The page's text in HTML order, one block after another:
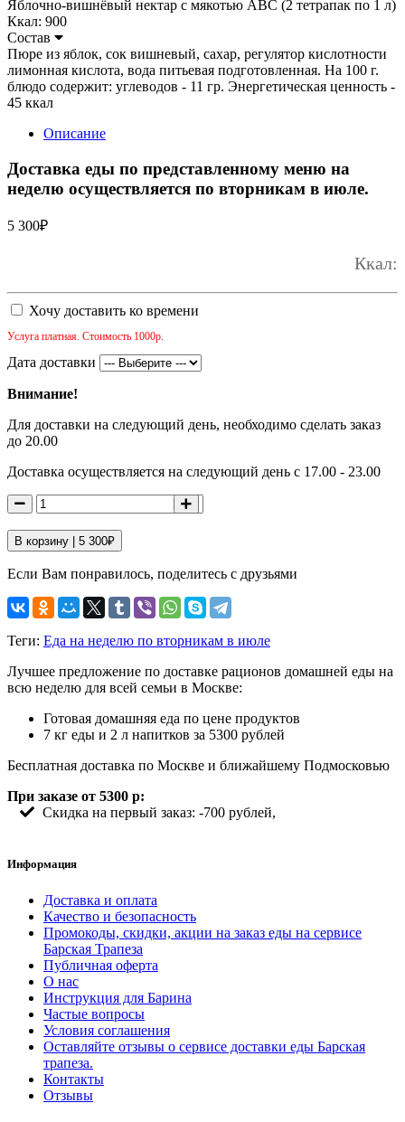
Яблочно-вишнёвый нектар с мякотью ABC (2 тетрапак по 1 л)
Ккал: 900
Состав
Пюре из яблок, сок вишневый, сахар, регулятор кислотности
лимонная кислота, вода питьевая подготовленная. На 100 г.
блюдо содержит: углеводов - 11 гр. Энергетическая ценность -
45 ккал
Описание
Доставка еды по представленному меню на
неделю осуществляется по вторникам в июле.
5 300₽
Ккал:
Хочу доставить ко времени
Услуга платная. Стоимость 1000р.
Дата доставки
Внимание!
Для доставки на следующий день, необходимо сделать заказ
до 20.00
Доставка осуществляется на следующий день с 17.00 - 23.00
В корзину | 5 300₽
Если Вам понравилось, поделитесь с друзьями
Теги: Еда на неделю по вторникам в июле
Лучшее предложение по доставке рационов домашней еды на
всю неделю для всей семьи в Москве:
Готовая домашняя еда по цене продуктов
7 кг еды и 2 л напитков за 5300 рублей
Бесплатная доставка по Москве и ближайшему Подмосковью
При заказе от 5300 р:
Скидка на первый заказ: -700 рублей,
Информация
Доставка и оплата
Качество и безопасность
Промокоды, скидки, акции на заказ еды на сервисе
Барская Трапеза
Публичная оферта
О нас
Инструкция для Барина
Частые вопросы
Условия соглашения
Оставляйте отзывы о сервисе доставки еды Барская
трапеза.
Контакты
Отзывы